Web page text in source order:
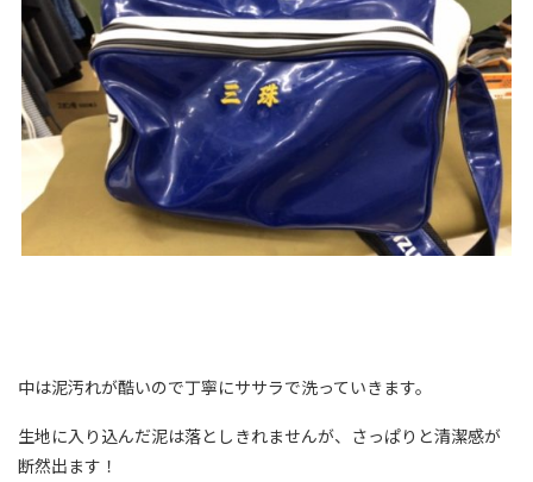
中は泥汚れが酷いので丁寧にササラで洗っていきます。
生地に入り込んだ泥は落としきれませんが、さっぱりと清潔感が
断然出ます！